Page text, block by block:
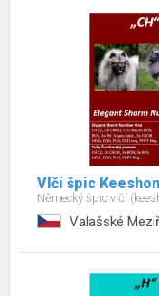
Vlčí špic
Německý špic vlčí
Valašské